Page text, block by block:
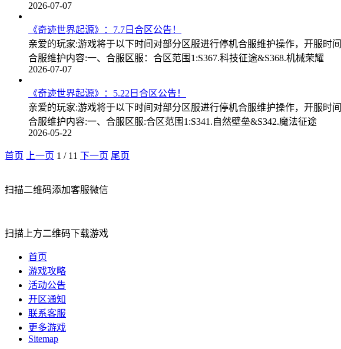
2026-07-07
《奇迹世界起源》：7.7日合区公告！
亲爱的玩家:游戏将于以下时间对部分区服进行停机合服维护操作，开服时
合服维护内容:一、合服区服：合区范围1:S367.科技征途&S368.机械荣耀
2026-07-07
《奇迹世界起源》：5.22日合区公告！
亲爱的玩家:游戏将于以下时间对部分区服进行停机合服维护操作，开服时
合服维护内容:一、合服区服:合区范围1:S341.自然壁垒&S342.魔法征途
2026-05-22
首页 上一页 1 / 11 下一页 尾页
扫描二维码添加客服微信
扫描上方二维码下载游戏
首页
游戏攻略
活动公告
开区通知
联系客服
更多游戏
Sitemap